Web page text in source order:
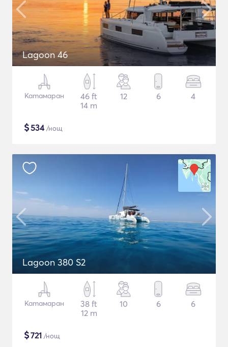
Lagoon 46
Катамаран
46 ft
14 m
12 6 4
$534/нощ
Lagoon 380 S2
Катамаран
38 ft
12 m
10 6 6
$721 /нощ